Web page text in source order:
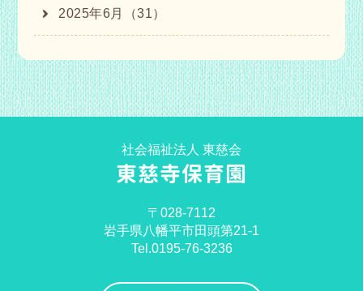
2025年6月（31）
社会福祉法人 東慈会
東慈寺保育園
〒028-7112
岩手県八幡平市田頭第21-1
Tel.0195-76-3236